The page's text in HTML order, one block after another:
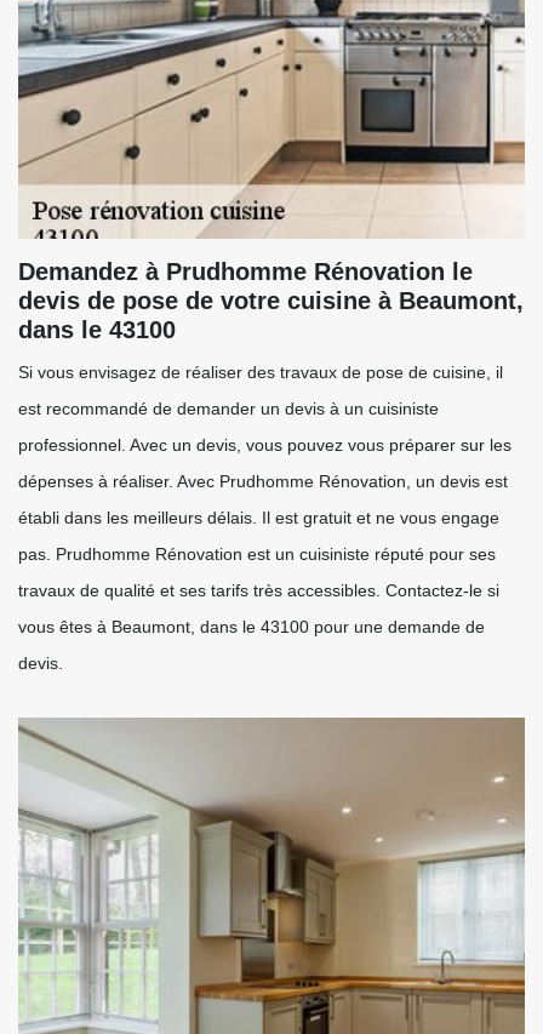
Demandez à Prudhomme Rénovation le
devis de pose de votre cuisine à Beaumont,
dans le 43100
Si vous envisagez de réaliser des travaux de pose de cuisine, il
est recommandé de demander un devis à un cuisiniste
professionnel. Avec un devis, vous pouvez vous préparer sur les
dépenses à réaliser. Avec Prudhomme Rénovation, un devis est
établi dans les meilleurs délais. Il est gratuit et ne vous engage
pas. Prudhomme Rénovation est un cuisiniste réputé pour ses
travaux de qualité et ses tarifs très accessibles. Contactez-le si
vous êtes à Beaumont, dans le 43100 pour une demande de
devis.